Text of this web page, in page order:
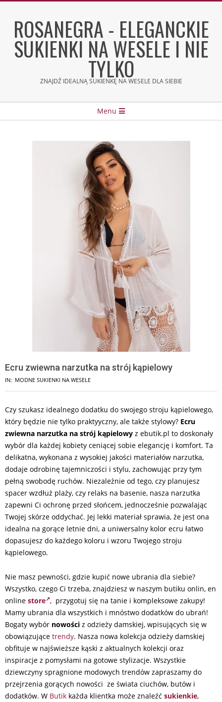
contentROSANEGRA - ELEGANCKIE
SUKIENKI NA WESELE I NIE
TYLKO
ZNAJDŹ IDEALNĄ SUKIENKĘ NA WESELE DLA SIEBIE
Menu
Ecru zwiewna narzutka na strój kąpielowy
IN: MODNE SUKIENKI NA WESELE
Czy szukasz idealnego dodatku do swojego stroju kąpielowego,
który będzie nie tylko praktyyczny, ale także stylowy? Ecru
zwiewna narzutka na strój kąpielowy z ebutik.pl to doskonały
wybór dla każdej kobiety ceniącej sobie elegancję i komfort. Ta
delikatna, wykonana z wysokiej jakości materiałów narzutka,
dodaje odrobinę tajemniczości i stylu, zachowując przy tym
pełną swobodę ruchów. Niezależnie od tego, czy planujesz
spacer wzdłuż plaży, czy relaks na basenie, nasza narzutka
zapewni Ci ochronę przed słońcem, jednocześnie pozwalając
Twojej skórze oddychać. Jej lekki materiał sprawia, że jest ona
idealna na gorące letnie dni, a uniwersalny kolor ecru łatwo
dopasujesz do każdego koloru i wzoru Twojego stroju
kąpielowego.
Nie masz pewności, gdzie kupić nowe ubrania dla siebie?
Wszystko, czego Ci trzeba, znajdziesz w naszym butiku onlin, en
online store , przygotuj się na tanie i kompleksowe zakupy!
Mamy ubrania dla wszystkich i mnóstwo dodatków do ubrań!
Bogaty wybór nowości z odzieży damskiej, wpisujących się w
obowiązujące trendy. Nasza nowa kolekcja odzieży damskiej
obfituje w najświeższe kąski z aktualnych kolekcji oraz
inspiracje z pomysłami na gotowe stylizacje. Wszystkie
dziewczyny spragnione modowych trendów zapraszamy do
przejrzenia gorących nowości ze świata ciuchów, butów i
dodatków. W Butik każda klientka może znaleźć sukienkie,